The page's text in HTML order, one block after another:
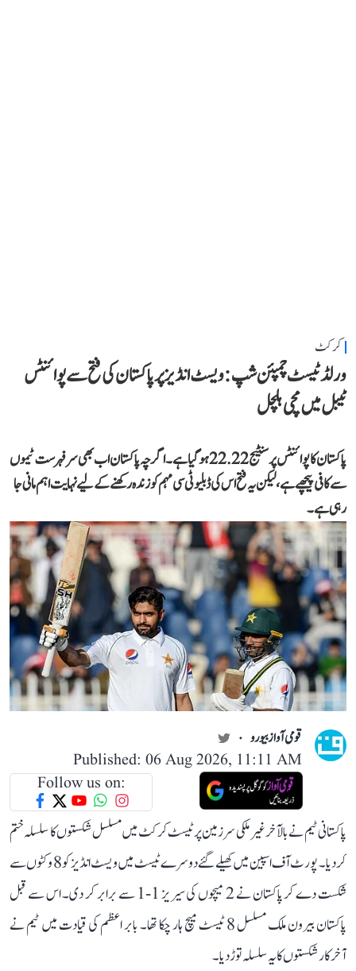
کرکٹ
ورلڈ ٹیسٹ چمپئن شپ: ویسٹ انڈیز پر پاکستان کی فتح سے پوائنٹس
ٹیبل میں مچی ہلچل
پاکستان کا پوائنٹس پرسنٹیج 22.22 ہو گیا ہے۔ اگرچہ پاکستان اب بھی سرفہرست ٹیموں
سے کافی پیچھے ہے، لیکن یہ فتح اس کی ڈبلیو ٹی سی مہم کو زندہ رکھنے کے لیے نہایت اہم مانی جا
رہی ہے۔
قومی آواز بیورو
Published: 06 Aug 2026, 11:11 AM
Follow us on:
پاکستانی ٹیم نے بالآخر غیر ملکی سرزمین پر ٹیسٹ کرکٹ میں مسلسل شکستوں کا سلسلہ ختم
کر دیا۔ پورٹ آف اسپین میں کھیلے گئے دوسرے ٹیسٹ میں ویسٹ انڈیز کو 8 وکٹوں سے
شکست دے کر پاکستان نے 2 میچوں کی سیریز 1-1 سے برابر کر دی۔ اس سے قبل
پاکستان بیرون ملک مسلسل 8 ٹیسٹ میچ ہار چکا تھا۔ بابر اعظم کی قیادت میں ٹیم نے
آخرکار شکستوں کا یہ سلسلہ توڑ دیا۔